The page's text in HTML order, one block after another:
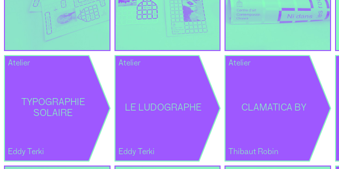
TYPOGRAPHIE
SOLAIRE
Atelier
Eddy Terki
LE LUDOGRAPHE
Atelier
Eddy Terki
CLAMATICA BY
Atelier
Thibaut Robin